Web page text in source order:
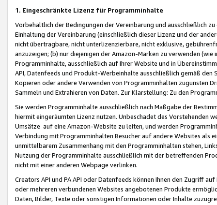
1. Eingeschränkte Lizenz für Programminhalte
Vorbehaltlich der Bedingungen der Vereinbarung und ausschließlich
Einhaltung der Vereinbarung (einschließlich dieser Lizenz und der
nicht übertragbare, nicht unterlizenzierbare, nicht exklusive,
anzuzeigen; (b) nur diejenigen der Amazon-Marken zu verwenden
Programminhalte, ausschließlich auf Ihrer Website und in
API, Datenfeeds und Produkt-Werbeinhalte ausschließlich gemäß
Kopieren oder andere Verwenden von Programminhalten zugunsten
Sammeln und Extrahieren von Daten. Zur Klarstellung: Zu den
Sie werden Programminhalte ausschließlich nach Maßgabe der
hiermit eingeräumten Lizenz nutzen. Unbeschadet des Vorstehenden
Umsätze auf eine Amazon-Website zu leiten, und werden
Verbindung mit Programminhalten Besucher auf andere Websites als
unmittelbarem Zusammenhang mit den Programminhalten stehen,
Nutzung der Programminhalte ausschließlich mit der betreffenden
nicht mit einer anderen Webpage verlinken.
Creators API und PA API oder Datenfeeds können Ihnen den Zugriff
oder mehreren verbundenen Websites angebotenen Produkte
Daten, Bilder, Texte oder sonstigen Informationen oder Inhalte